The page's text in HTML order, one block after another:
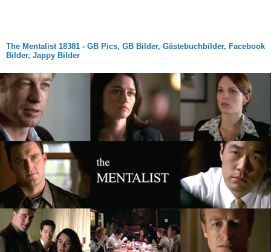
The Mentalist 18381 - GB Pics, GB Bilder, Gästebuchbilder, Facebook
Bilder, Jappy Bilder